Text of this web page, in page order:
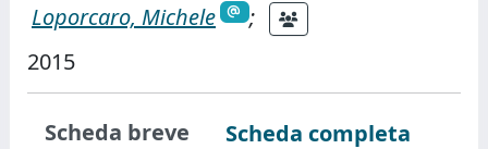
Loporcaro, Michele
;
2015
Scheda breve
Scheda completa